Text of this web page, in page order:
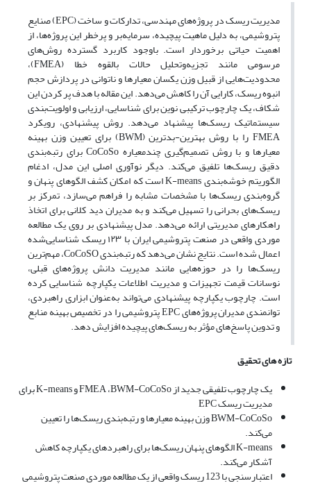
مدیریت ریسک در پروژه‌های مهندسی، تدارکات و ساخت (EPC) صنایع
پتروشیمی، به دلیل ماهیت پیچیده، سرمایه‌بر و پرخطر این پروژه‌ها، از
اهمیت حیاتی برخوردار است. باوجود کاربرد گسترده روش‌های
مرسومی مانند تجزیه‌وتحلیل حالات بالقوه خطا (FMEA)،
محدودیت‌هایی از قبیل وزن یکسان معیارها و ناتوانی در پردازش حجم
انبوه ریسک، کارایی آن را کاهش می‌دهد. این مقاله با هدف پر کردن این
شکاف، یک چارچوب ترکیبی نوین برای شناسایی، ارزیابی و اولویت‌بندی
سیستماتیک ریسک‌ها پیشنهاد می‌دهد. روش پیشنهادی، رویکرد
FMEA را با روش بهترین-بدترین (BWM) برای تعیین وزن بهینه
معیارها و با روش تصمیم‌گیری چندمعیاره CoCoSo برای رتبه‌بندی
دقیق ریسک‌ها تلفیق می‌کند. دیگر نوآوری اصلی این مدل، ادغام
الگوریتم خوشه‌بندی K-means است که امکان کشف الگوهای پنهان و
گروه‌بندی ریسک‌ها با مشخصات مشابه را فراهم می‌سازد، تمرکز بر
ریسک‌های بحرانی را تسهیل می‌کند و به مدیران دید کلانی برای اتخاذ
راهکارهای مدیریتی ارائه می‌دهد. مدل پیشنهادی بر روی یک مطالعه
موردی واقعی در صنعت پتروشیمی ایران با ۱۲۳ ریسک شناسایی‌شده
اعمال شده است. نتایج نشان می‌دهد که رتبه‌بندی CoCoSO، مهم‌ترین
ریسک‌ها را در حوزه‌هایی مانند مدیریت دانش پروژه‌های قبلی،
نوسانات قیمت تجهیزات و مدیریت اطلاعات یکپارچه شناسایی کرده
است. چارچوب یکپارچه پیشنهادی می‌تواند به‌عنوان ابزاری راهبردی،
توانمندی مدیران پروژه‌های EPC پتروشیمی را در تخصیص بهینه منابع
و تدوین پاسخ‌های مؤثر به ریسک‌های پیچیده افزایش دهد.
تازه های تحقیق
یک چارچوب تلفیقی جدید از FMEA ،BWM-CoCoSo و K-means برای
مدیریت ریسک EPC
BWM-CoCoSo وزن بهینه معیارها و رتبه‌بندی ریسک‌ها را تعیین
می‌کند.
K-means الگوهای پنهان ریسک‌ها برای راهبردهای یکپارچه کاهش
آشکار می‌کند.
اعتبارسنجی با 123 ریسک واقعی از یک مطالعه موردی صنعت پتروشیمی